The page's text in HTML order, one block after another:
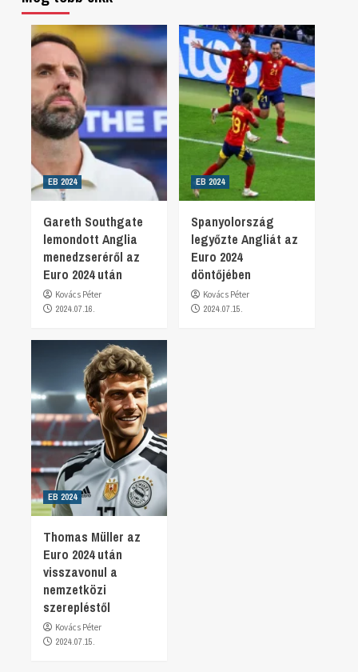
EB 2024
Gareth Southgate
lemondott Anglia
menedzseréről az
Euro 2024 után
Kovács Péter
2024.07.16.
EB 2024
Spanyolország
legyőzte Angliát az
Euro 2024
döntőjében
Kovács Péter
2024.07.15.
EB 2024
Thomas Müller az
Euro 2024 után
visszavonul a
nemzetközi
szerepléstől
Kovács Péter
2024.07.15.